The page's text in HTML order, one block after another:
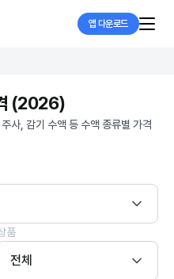
앱 다운로드
(2026)
사, 감기 수액 등 수액 종류별 가격
품
전체